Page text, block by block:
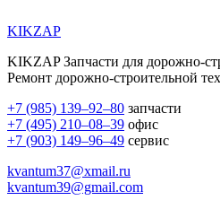
KIKZAP
KIKZAP Запчасти для дорожно-
Ремонт дорожно-строительной
+7 (985) 139–92–80 запчасти
+7 (495) 210–08–39 офис
+7 (903) 149–96–49 сервис
kvantum37@xmail.ru
kvantum39@gmail.com